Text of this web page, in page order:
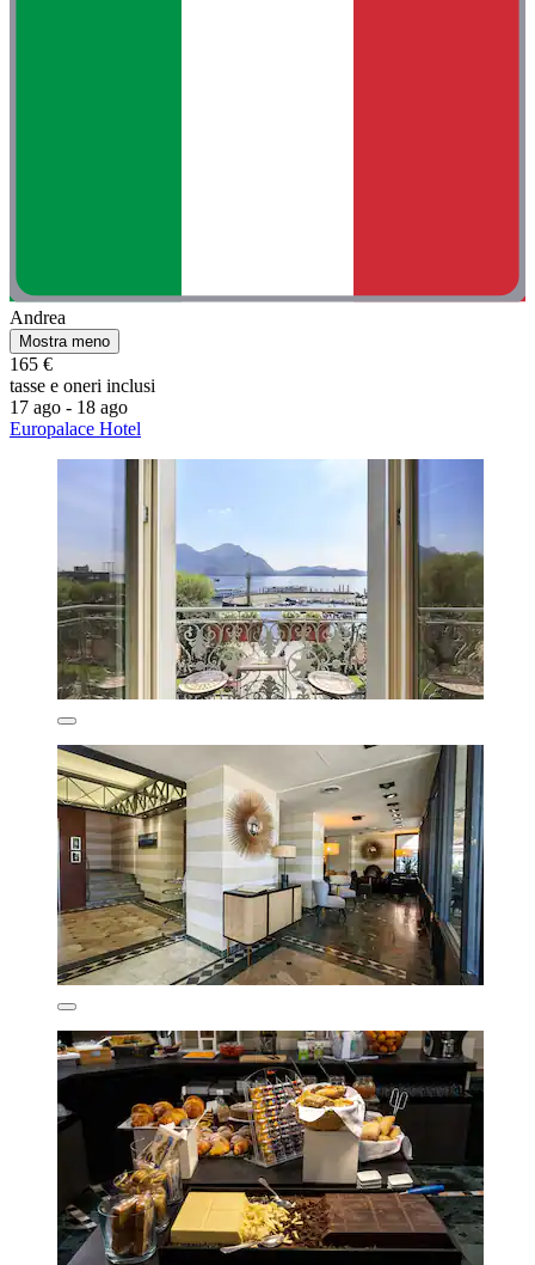
Andrea
Mostra meno
165 €
tasse e oneri inclusi
17 ago - 18 ago
Europalace Hotel